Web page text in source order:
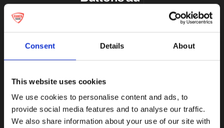
Consent Details About
This website uses cookies
We use cookies to personalise content and ads, to
provide social media features and to analyse our traffic.
We also share information about your use of our site with